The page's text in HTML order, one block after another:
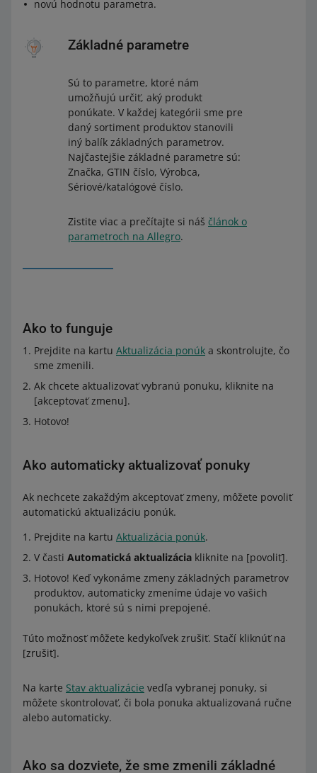
novú hodnotu parametra.
Základné parametre
Sú to parametre, ktoré nám
umožňujú určiť, aký produkt
ponúkate. V každej kategórii sme pre
daný sortiment produktov stanovili
iný balík základných parametrov.
Najčastejšie základné parametre sú:
Značka, GTIN číslo, Výrobca,
Sériové/katalógové číslo.
Zistite viac a prečítajte si náš článok o
parametroch na Allegro.
Ako to funguje
Prejdite na kartu Aktualizácia ponúk a skontrolujte, čo
sme zmenili.
Ak chcete aktualizovať vybranú ponuku, kliknite na
[akceptovať zmenu].
Hotovo!
Ako automaticky aktualizovať ponuky
Ak nechcete zakaždým akceptovať zmeny, môžete povoliť
automatickú aktualizáciu ponúk.
Prejdite na kartu Aktualizácia ponúk.
V časti Automatická aktualizácia kliknite na [povoliť].
Hotovo! Keď vykonáme zmeny základných parametrov
produktov, automaticky zmeníme údaje vo vašich
ponukách, ktoré sú s nimi prepojené.
Túto možnosť môžete kedykoľvek zrušiť. Stačí kliknúť na
[zrušiť].
Na karte Stav aktualizácie vedľa vybranej ponuky, si
môžete skontrolovať, či bola ponuka aktualizovaná ručne
alebo automaticky.
Ako sa dozviete, že sme zmenili základné